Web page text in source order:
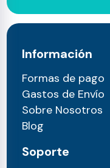
Información
Formas de pago
Gastos de Envío
Sobre Nosotros
Blog
Soporte